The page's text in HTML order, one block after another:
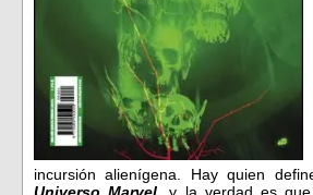
incursión alienígena. Hay quien